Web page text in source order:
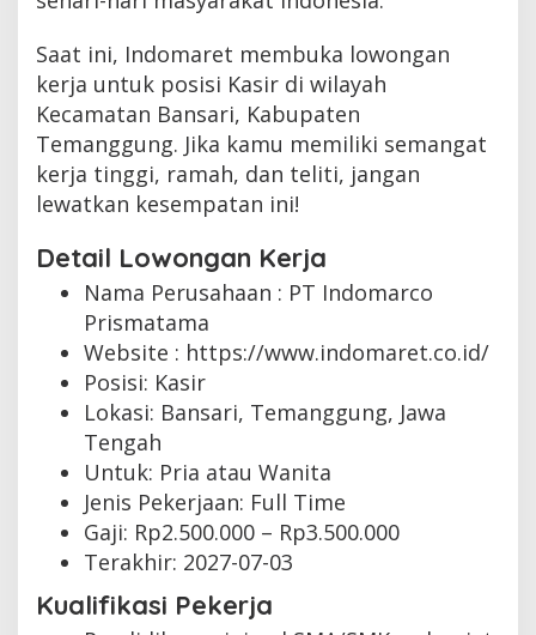
Saat ini, Indomaret membuka lowongan
kerja untuk posisi Kasir di wilayah
Kecamatan Bansari, Kabupaten
Temanggung. Jika kamu memiliki semangat
kerja tinggi, ramah, dan teliti, jangan
lewatkan kesempatan ini!
Detail Lowongan Kerja
Nama Perusahaan : PT Indomarco
Prismatama
Website : https://www.indomaret.co.id/
Posisi: Kasir
Lokasi: Bansari, Temanggung, Jawa
Tengah
Untuk: Pria atau Wanita
Jenis Pekerjaan: Full Time
Gaji: Rp2.500.000 – Rp3.500.000
Terakhir: 2027-07-03
Kualifikasi Pekerja